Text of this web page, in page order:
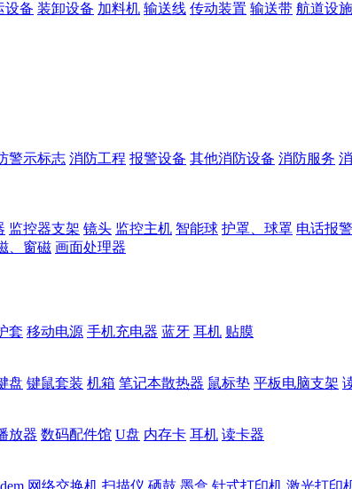
设备 装卸设备 加料机 输送线 传动装置 输送带 航道设施
警示标志 消防工程 报警设备 其他消防设备 消防服务
监控器支架 镜头 监控主机 智能球 护罩、球罩 电话报
、窗磁 画面处理器
套 移动电源 手机充电器 蓝牙 耳机 贴膜
盘 键鼠套装 机箱 笔记本散热器 鼠标垫 平板电脑支架
放器 数码配件馆 U盘 内存卡 耳机 读卡器
网络交换机 扫描仪 硒鼓 墨盒 针式打印机 激光打印